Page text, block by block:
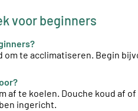
voor beginners
te acclimatiseren. Begin
af te koelen. Douche koud af
ingericht.